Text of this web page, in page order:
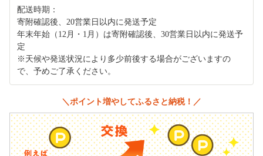
配送時期：
寄附確認後、20営業日以内に発送予定
年末年始（12月・1月）は寄附確認後、30営業日以内に発送予
定
※天候や発送状況により多少前後する場合がございますの
で、予めご了承ください。
＼ポイント増やしてふるさと納税！／